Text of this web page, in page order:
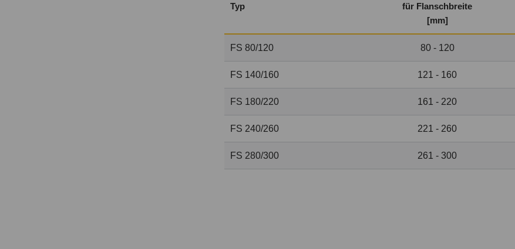
Typ
für Flanschbreite
[mm]
FS 80/120 80 - 120
FS 140/160 121 - 160
FS 180/220 161 - 220
FS 240/260 221 - 260
FS 280/300 261 - 300